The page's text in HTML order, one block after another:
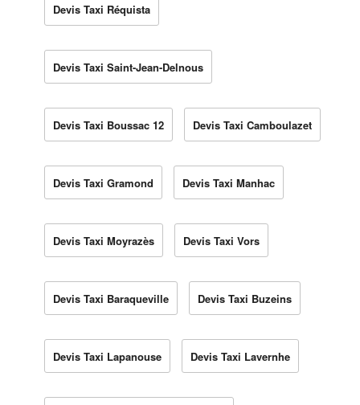
Devis Taxi Réquista
Devis Taxi Saint-Jean-Delnous
Devis Taxi Boussac 12 Devis Taxi Camboulazet
Devis Taxi Gramond Devis Taxi Manhac
Devis Taxi Moyrazès Devis Taxi Vors
Devis Taxi Baraqueville Devis Taxi Buzeins
Devis Taxi Lapanouse Devis Taxi Lavernhe